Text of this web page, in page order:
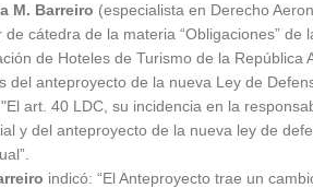
M. Barreiro (especialista en Derecho
de cátedra de la materia “Obligaciones” de
de Hoteles de Turismo de la República
del anteproyecto de la nueva Ley de
art. 40 LDC, su incidencia en la
y del anteproyecto de la nueva ley de
indicó: “El Anteproyecto trae un